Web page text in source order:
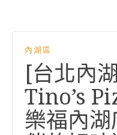
內湖區
[台北內
Tino’s
樂福內